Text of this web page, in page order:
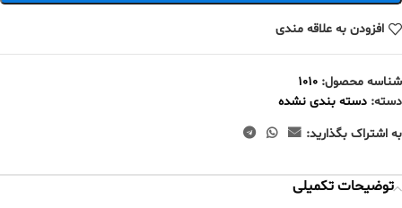
افزودن به علاقه مندی
شناسه محصول: 1010
دسته: دسته بندی نشده
به اشتراک بگذارید:
توضیحات تکمیلی